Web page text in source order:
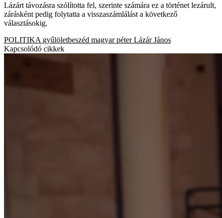
Lázárt távozásra szólította fel, szerinte számára ez a történet lezárult,
zárásként pedig folytatta a visszaszámlálást a következő
választásokig.
POLITIKA gyűlöletbeszéd magyar péter Lázár János
Kapcsolódó cikkek